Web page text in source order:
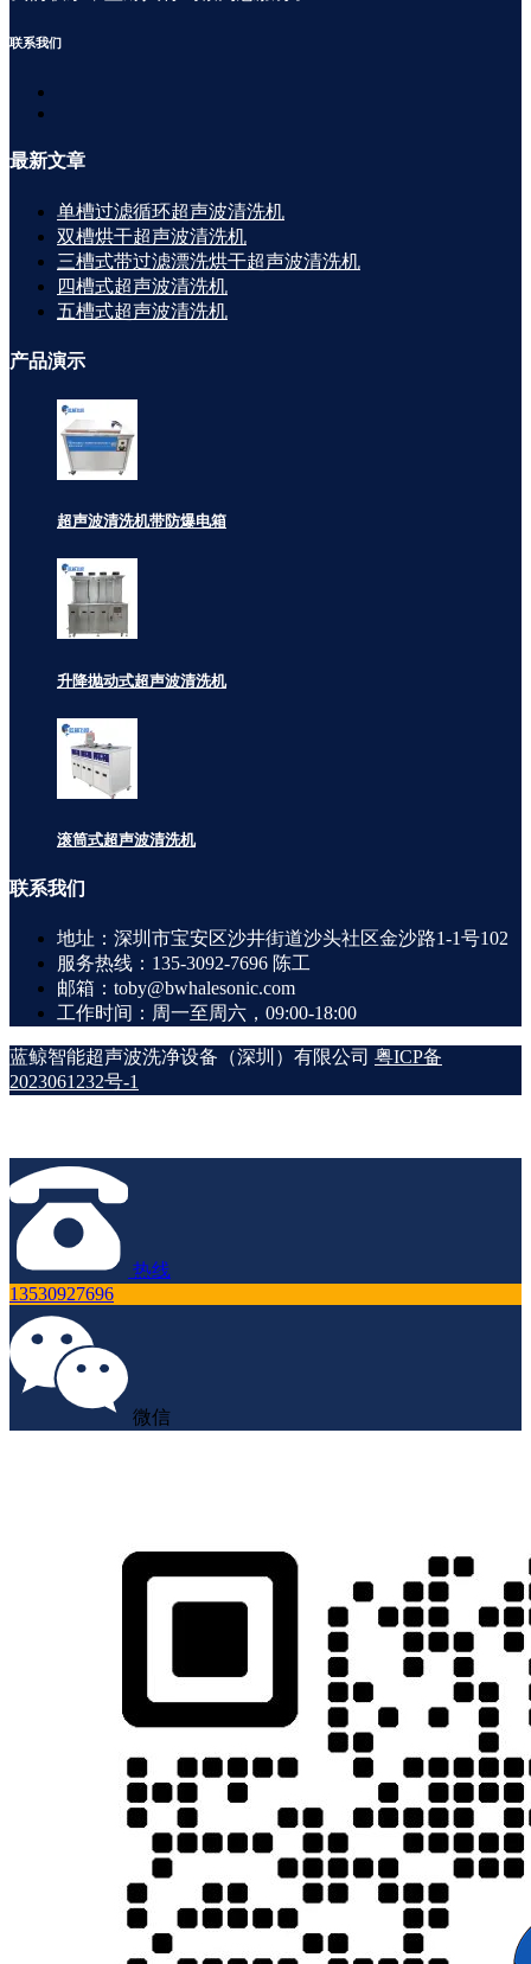
联系我们
最新文章
单槽过滤循环超声波清洗机
双槽烘干超声波清洗机
三槽式带过滤漂洗烘干超声波清洗机
四槽式超声波清洗机
五槽式超声波清洗机
产品演示
超声波清洗机带防爆电箱
升降抛动式超声波清洗机
滚筒式超声波清洗机
联系我们
地址：深圳市宝安区沙井街道沙头社区金沙路1-1号102
服务热线：135-3092-7696 陈工
邮箱：toby@bwhalesonic.com
工作时间：周一至周六，09:00-18:00
蓝鲸智能超声波洗净设备（深圳）有限公司 粤ICP备
2023061232号-1
热线
13530927696
微信